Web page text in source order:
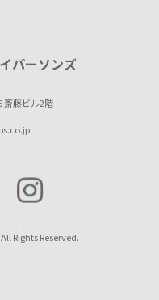
パーソンズ
斎藤ビル2階
Rights Reserved.